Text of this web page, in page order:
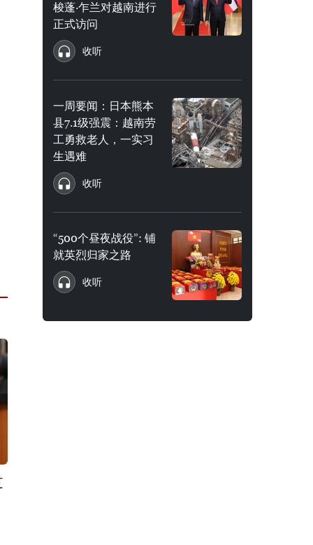
梭蓬·乍兰对越南进行
正式访问
收听
一周要闻：日本熊本
县7.1级强震：越南劳
工勇救老人，一实习
生遇难
收听
“500个昼夜战役”: 铺
就英烈归家之路
收听